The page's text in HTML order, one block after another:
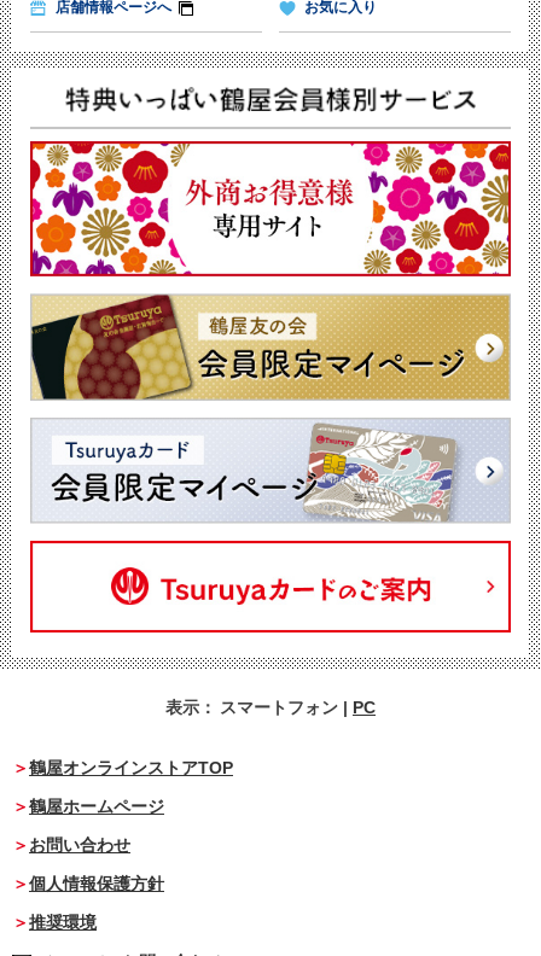
店舗情報ページへ お気に入り
表示： スマートフォン | PC
鶴屋オンラインストアTOP
鶴屋ホームページ
お問い合わせ
個人情報保護方針
推奨環境